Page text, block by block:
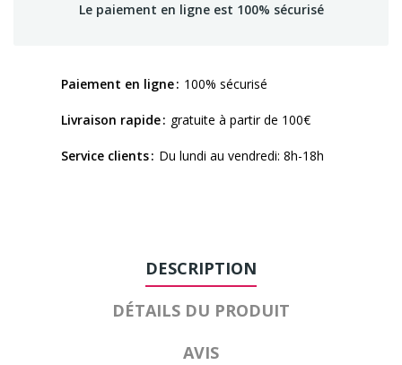
Le paiement en ligne est 100% sécurisé
Paiement en ligne 100% sécurisé
Livraison rapide gratuite à partir de 100€
Service clients Du lundi au vendredi: 8h-18h
DESCRIPTION
DÉTAILS DU PRODUIT
AVIS